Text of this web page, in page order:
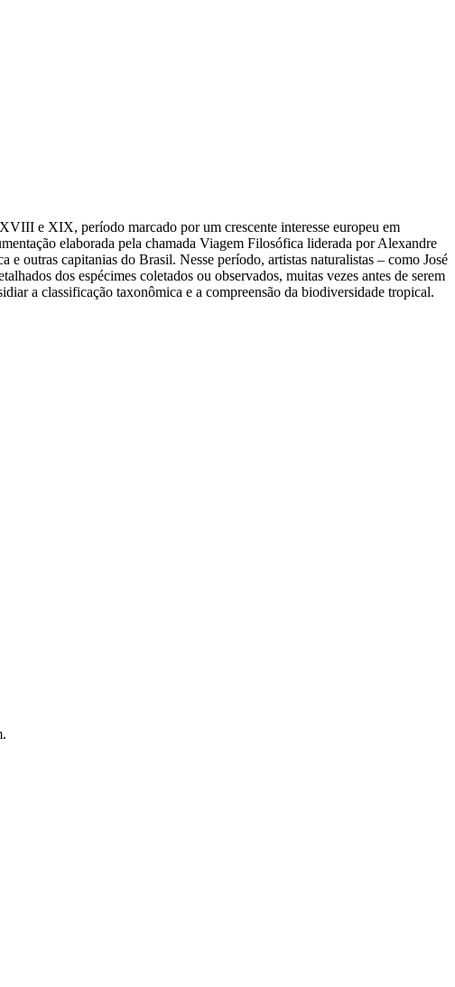
e XIX, período marcado por um crescente interesse europeu em
elaborada pela chamada Viagem Filosófica liderada por Alexandre
outras capitanias do Brasil. Nesse período, artistas naturalistas – como José
dos espécimes coletados ou observados, muitas vezes antes de serem
a classificação taxonômica e a compreensão da biodiversidade tropical.